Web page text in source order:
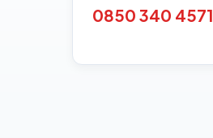
0850 340 4571